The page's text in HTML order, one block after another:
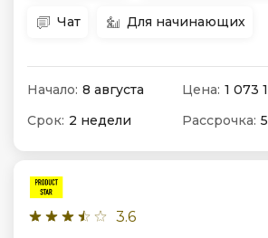
Чат Для начинающих
Начало: 8 августа Цена: 1 073
Срок: 2 недели Рассрочка:
3.6